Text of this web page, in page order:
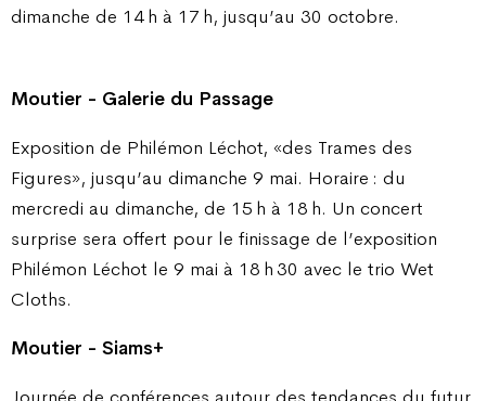
dimanche de 14 h à 17 h, jusqu’au 30 octobre.
Moutier - Galerie du Passage
Exposition de Philémon Léchot, «des Trames des
Figures», jusqu’au dimanche 9 mai. Horaire : du
mercredi au dimanche, de 15 h à 18 h. Un concert
surprise sera offert pour le finissage de l’exposition
Philémon Léchot le 9 mai à 18 h 30 avec le trio Wet
Cloths.
Moutier - Siams+